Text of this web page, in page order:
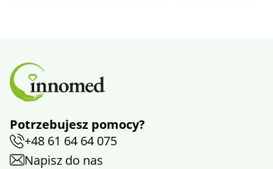
Potrzebujesz pomocy?
+48 61 64 64 075
Napisz do nas